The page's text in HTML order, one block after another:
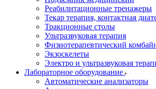
Реабилитационные тренажеры
Текар терапия, контактная
Тракционные столы
Ультразвуковая терапия
Физиотерапевтический
Экзоскелеты
Электро и ультразвуковая
Лабораторное оборудование
Автоматические анализаторы